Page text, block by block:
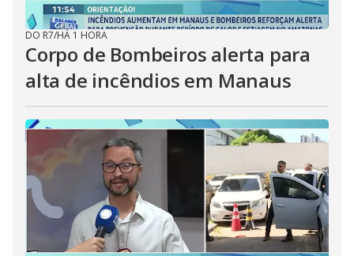
DO R7/HÁ 1 HORA
Corpo de Bombeiros alerta para
alta de incêndios em Manaus